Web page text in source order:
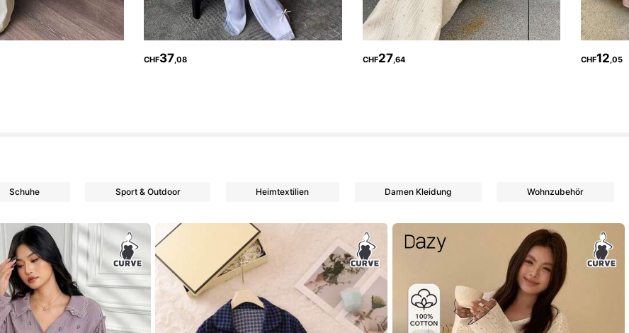
CHF37 ,08 CHF27 ,64 CHF12 ,05
Schuhe Sport & Outdoor Heimtextilien Damen Kleidung Wohnzubehör